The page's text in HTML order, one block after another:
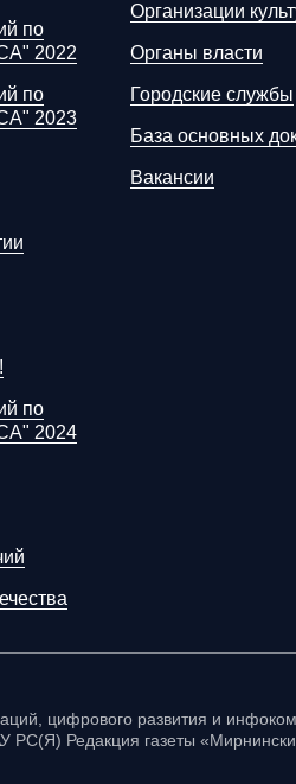
по
2022
по
2023
по
2024
Организации
Органы власти
Городские службы
База основных
Вакансии
цифрового развития и
РС(Я) Редакция газеты